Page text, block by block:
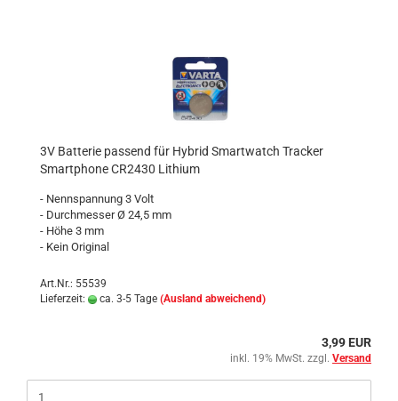
3V Batterie passend für Hybrid Smartwatch Tracker
Smartphone CR2430 Lithium
- Nennspannung 3 Volt
- Durchmesser Ø 24,5 mm
- Höhe 3 mm
- Kein Original
Art.Nr.: 55539
Lieferzeit:
ca. 3-5 Tage (Ausland abweichend)
3,99 EUR
inkl. 19% MwSt. zzgl. Versand